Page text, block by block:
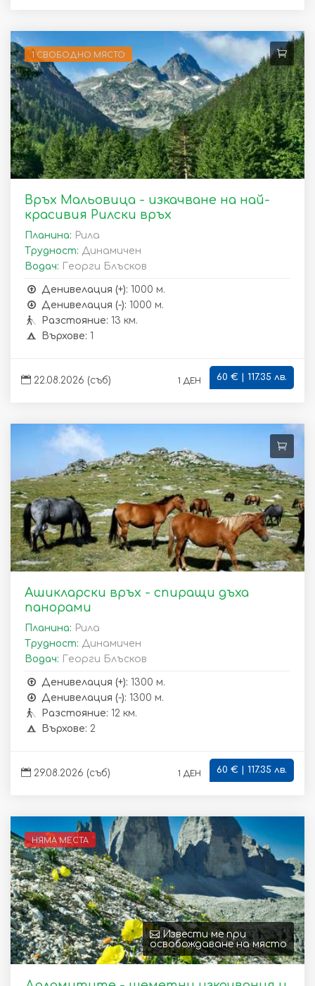
1 СВОБОДНО МЯСТО
Връх Мальовица - изкачване на най-
красивия Рилски връх
Планина: Рила
Трудност: Динамичен
Водач: Георги Блъсков
Денивелация (+): 1000 м.
Денивелация (-): 1000 м.
Разстояние: 13 км.
Върхове: 1
22.08.2026 (съб) 1 ден 60 € | 117.35 лв.
Ашикларски връх - спиращи дъха
панорами
Планина: Рила
Трудност: Динамичен
Водач: Георги Блъсков
Денивелация (+): 1300 м.
Денивелация (-): 1300 м.
Разстояние: 12 км.
Върхове: 2
29.08.2026 (съб) 1 ден 60 € | 117.35 лв.
Извести ме при
освобождаване на място
НЯМА МЕСТА